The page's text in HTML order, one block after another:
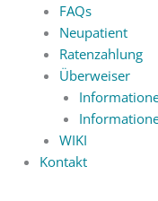
FAQs
Neupatient
Ratenzahlung
Überweiser
WIKI
Kontakt